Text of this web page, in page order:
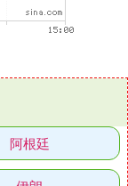
阿根廷